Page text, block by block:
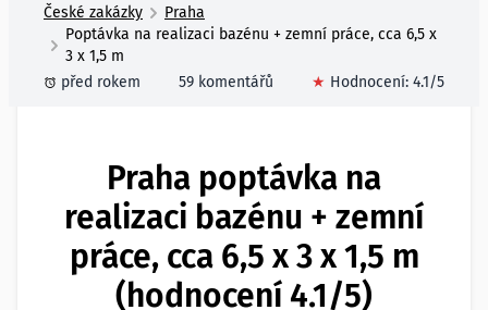
České zakázky
Praha
Poptávka na realizaci bazénu + zemní práce, cca 6,5 x
3 x 1,5 m
před rokem
59 komentářů ★ Hodnocení: 4.1/5
Praha poptávka na
realizaci bazénu + zemní
práce, cca 6,5 x 3 x 1,5 m
(hodnocení 4.1/5)